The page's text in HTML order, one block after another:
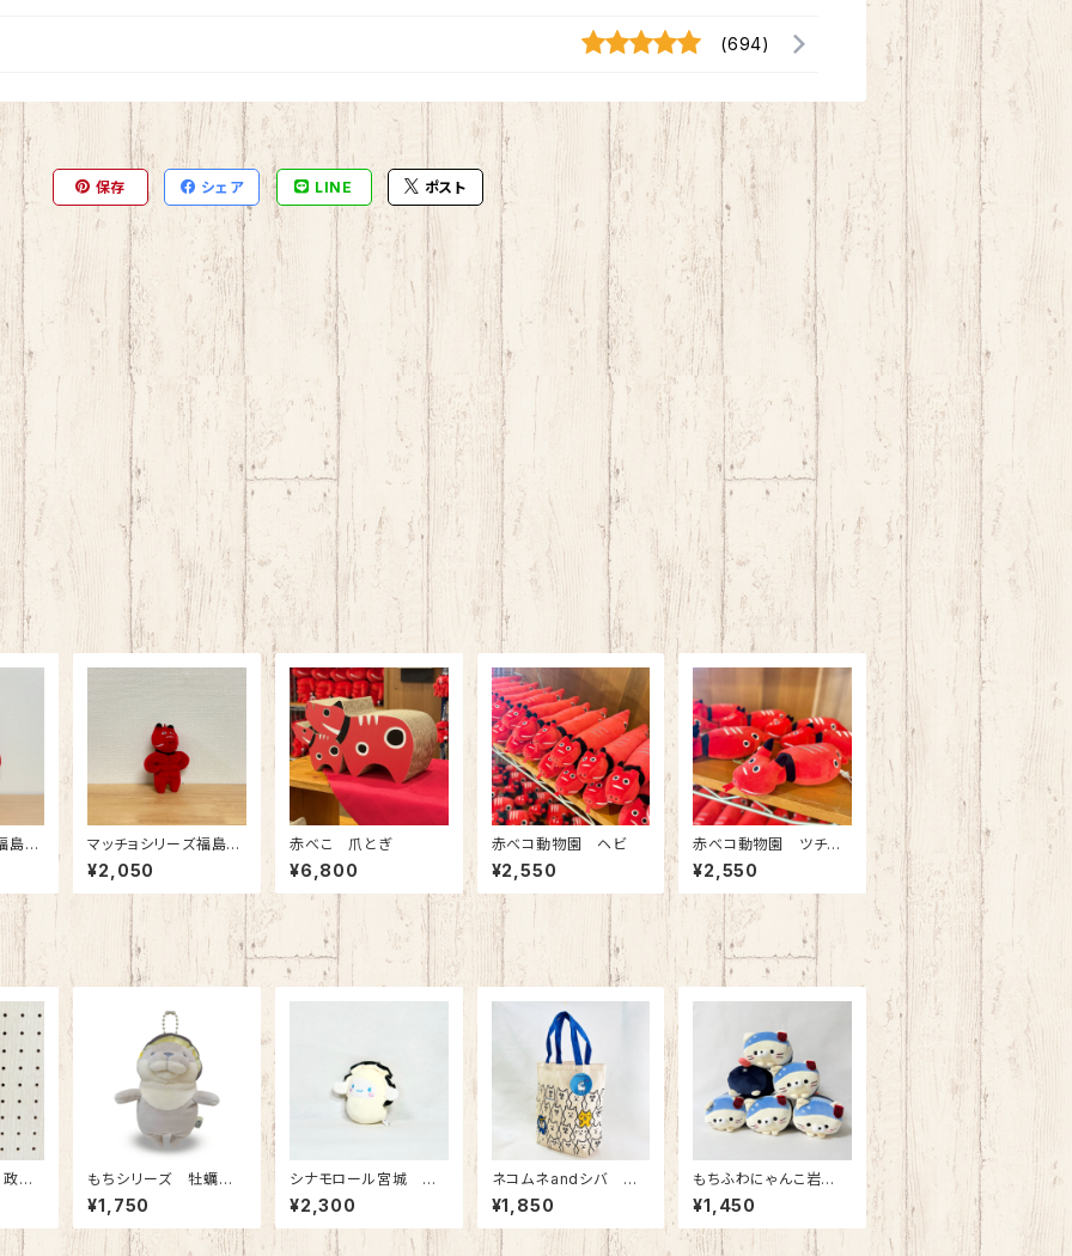
(694)
保存 シェア LINE ポスト
福島
マッチョシリーズ福島
赤べこボールチェーン
マスコット
¥2,050
赤べこ 爪とぎ
¥6,800
赤べコ動物園 ヘビ
¥2,550
赤べコ動物園 ツチノ
コ
¥2,550
宗
もちシリーズ 牡蠣
カワウソ
¥1,750
シナモロール宮城 牡
蠣 BCマスコット
¥2,300
ネコムネandシバ マ
ルチトートバッグ
¥1,850
もちふわにゃんこ岩
手 わんこそば ぬい
ぐるみ
¥1,450